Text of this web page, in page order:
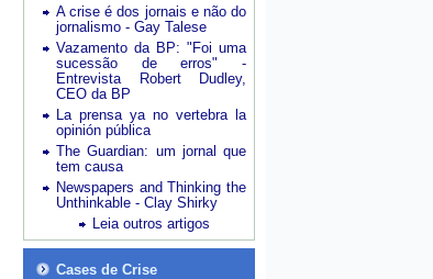
A crise é dos jornais e não do
jornalismo - Gay Talese
Vazamento da BP: "Foi uma
sucessão de erros" -
Entrevista Robert Dudley,
CEO da BP
La prensa ya no vertebra la
opinión pública
The Guardian: um jornal que
tem causa
Newspapers and Thinking the
Unthinkable - Clay Shirky
Leia outros artigos
Cases de Crise